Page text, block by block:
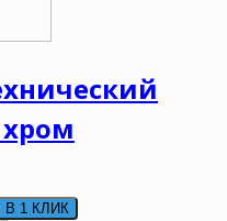
В 1 КЛИК